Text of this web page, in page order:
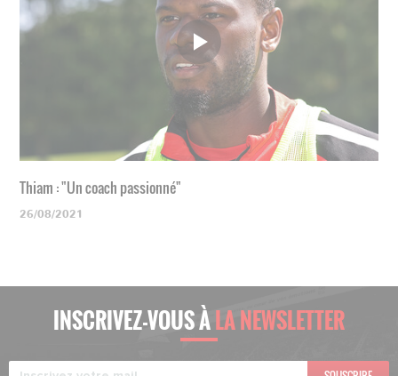
Thiam : "Un coach passionné"
26/08/2021
INSCRIVEZ-VOUS ÀLA NEWSLETTER